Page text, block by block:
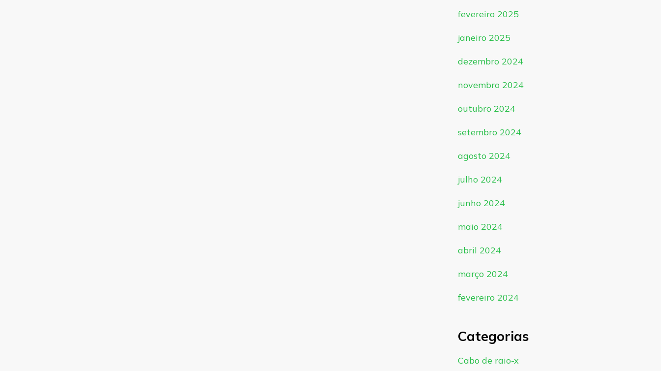
fevereiro 2025
janeiro 2025
dezembro 2024
novembro 2024
outubro 2024
setembro 2024
agosto 2024
julho 2024
junho 2024
maio 2024
abril 2024
março 2024
fevereiro 2024
Categorias
Cabo de raio-x